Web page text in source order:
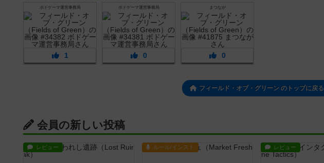
ボドゲーマ運営事務局
1
ボドゲーマ運営事務局
0
まつなが
0
フィールド・オブ・グリーン のトップに戻る
会員の新しい投稿
レビュー ルール/インスト レビュー